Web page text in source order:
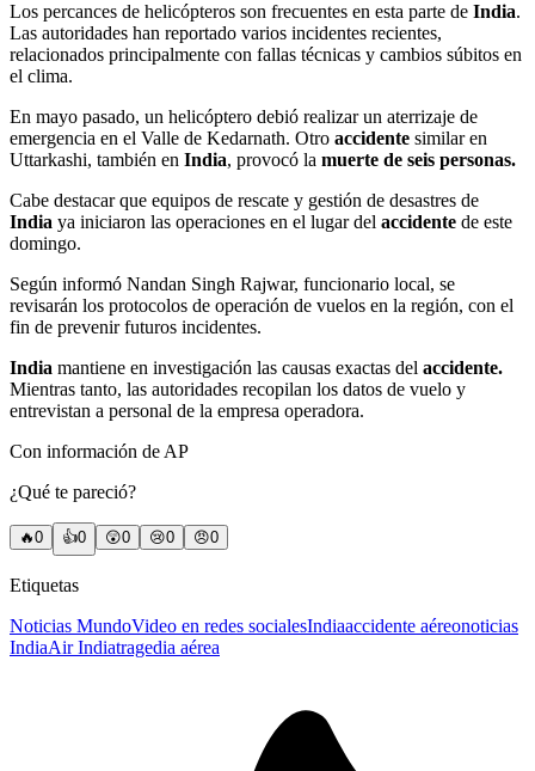
Los percances de helicópteros son frecuentes en esta parte de India.
Las autoridades han reportado varios incidentes recientes,
relacionados principalmente con fallas técnicas y cambios súbitos en
el clima.
En mayo pasado, un helicóptero debió realizar un aterrizaje de
emergencia en el Valle de Kedarnath. Otro accidente similar en
Uttarkashi, también en India, provocó la muerte de seis personas.
Cabe destacar que equipos de rescate y gestión de desastres de
India ya iniciaron las operaciones en el lugar del accidente de este
domingo.
Según informó Nandan Singh Rajwar, funcionario local, se
revisarán los protocolos de operación de vuelos en la región, con el
fin de prevenir futuros incidentes.
India mantiene en investigación las causas exactas del accidente.
Mientras tanto, las autoridades recopilan los datos de vuelo y
entrevistan a personal de la empresa operadora.
Con información de AP
¿Qué te pareció?
🔥0 👍0 😲0 😢0 😠0
Etiquetas
Noticias MundoVideo en redes socialesIndiaaccidente aéreonoticias
IndiaAir Indiatragedia aérea